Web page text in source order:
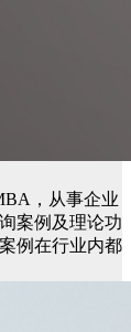
，从事企业
案例及理论功
例在行业内都